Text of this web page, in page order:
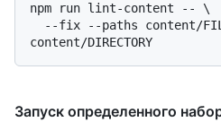
npm run lint-content -- \
Запуск определенного